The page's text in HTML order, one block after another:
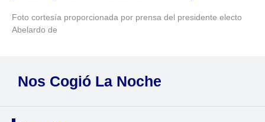
Foto cortesía proporcionada por prensa del presidente electo
Abelardo de
Nos Cogió La Noche